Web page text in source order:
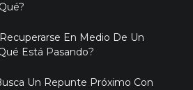
En Medio De Un
Está Pasando?
Un Repunte Próximo Con